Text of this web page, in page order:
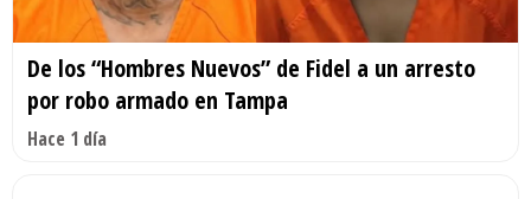
De los “Hombres Nuevos” de Fidel a un arresto
por robo armado en Tampa
Hace 1 día